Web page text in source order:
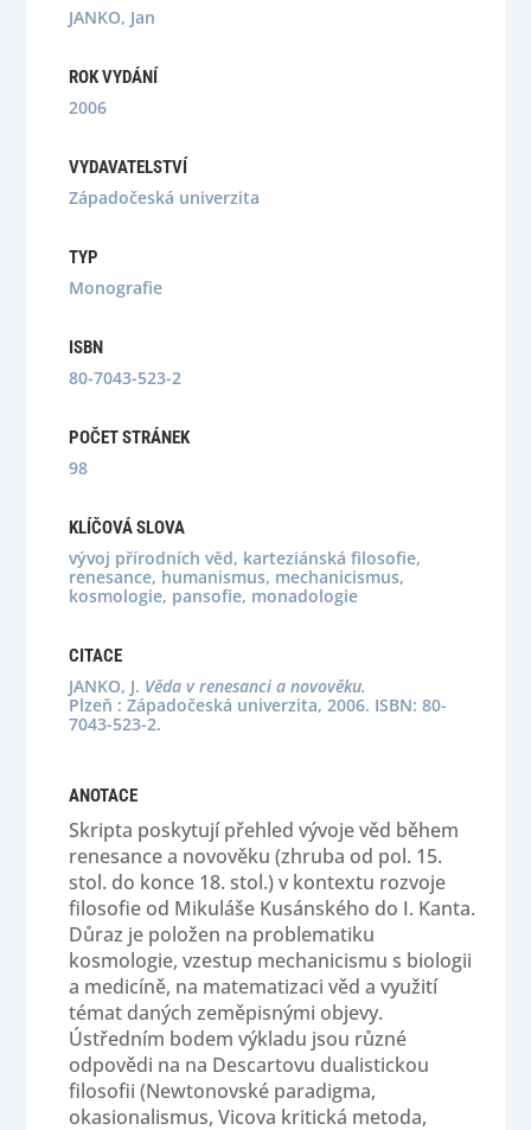
JANKO, Jan
ROK VYDÁNÍ
2006
VYDAVATELSTVÍ
Západočeská univerzita
TYP
Monografie
ISBN
80-7043-523-2
POČET STRÁNEK
98
KLÍČOVÁ SLOVA
vývoj přírodních věd, karteziánská filosofie,
renesance, humanismus, mechanicismus,
kosmologie, pansofie, monadologie
CITACE
JANKO, J. Věda v renesanci a novověku.
Plzeň : Západočeská univerzita, 2006. ISBN: 80-
7043-523-2.
ANOTACE
Skripta poskytují přehled vývoje věd během
renesance a novověku (zhruba od pol. 15.
stol. do konce 18. stol.) v kontextu rozvoje
filosofie od Mikuláše Kusánského do I. Kanta.
Důraz je položen na problematiku
kosmologie, vzestup mechanicismu s biologii
a medicíně, na matematizaci věd a využití
témat daných zeměpisnými objevy.
Ústředním bodem výkladu jsou různé
odpovědi na na Descartovu dualistickou
filosofii (Newtonovské paradigma,
okasionalismus, Vicova kritická metoda,